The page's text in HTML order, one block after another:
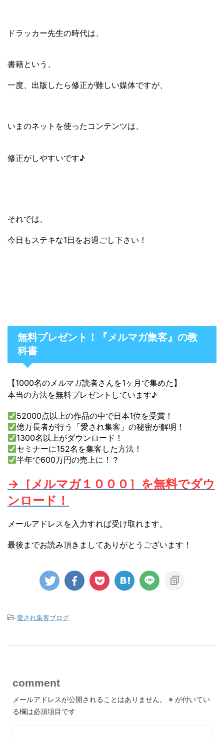
ドラッカー先生の時代は、
書籍という、
一度、出版したら修正が難しい媒体ですが、
いまのネットを使ったコンテンツは、
修正がしやすいです♪
それでは、
今日もステキな1日をお過ごし下さい！
無料プレゼント！『メルマガ集客』の教
科書
【1000名のメルマガ読者さんを1ヶ月で集めた】
本当の方法を無料プレゼントしています♪
52000点以上の作品の中で日本1位を受賞！
億万長者が行う「愛され集客」の秘密が解明！
1300名以上がダウンロード！
セミナーに152名を集客した方法！
半年で600万円の売上に！？
→［メルマガ１０００］を無料でダウ
ンロード！
メールアドレスを入力すれば受け取れます。
最後までお読み頂きましてありがとうございます！
-愛され集客ブログ
comment
メールアドレスが公開されることはありません。 ※ が付いてい
る欄は必須項目です